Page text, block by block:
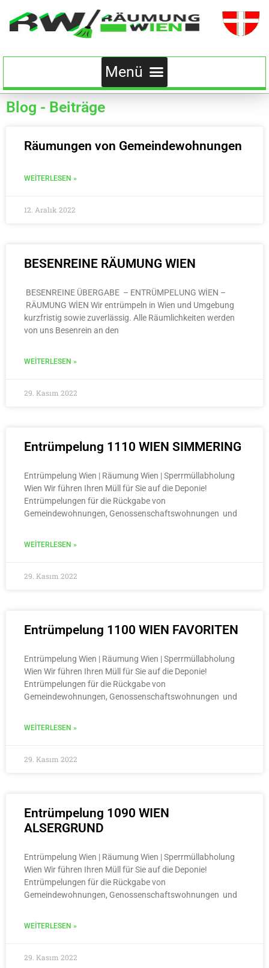
Blog - Beiträge
Räumungen von Gemeindewohnungen
WEITERLESEN »
12. Aralık 2022
BESENREINE RÄUMUNG WIEN
BESENREINE ÜBERGABE – ENTRÜMPELUNG WİEN –
RÄUMUNG WİEN Wir entrümpeln in Wien und Umgebung
kurzfristig sowie zuverlässig. Alle Räumlichkeiten werden
von uns Besenrein an den
WEITERLESEN »
29. Kasım 2022
Entrümpelung 1110 WIEN SIMMERING
Entrümpelung Wien | Räumung Wien | Sperrmüllabholung
Wien Wir führen Ihren Müll für Sie auf die Deponie!
Entrümpelungen für die Rückgabe von
Gemeindewohnungen, Genossenschaftswohnungen und
WEITERLESEN »
29. Kasım 2022
Entrümpelung 1100 WIEN FAVORITEN
Entrümpelung Wien | Räumung Wien | Sperrmüllabholung
Wien Wir führen Ihren Müll für Sie auf die Deponie!
Entrümpelungen für die Rückgabe von
Gemeindewohnungen, Genossenschaftswohnungen und
WEITERLESEN »
29. Kasım 2022
Entrümpelung 1090 WIEN
ALSERGRUND
Entrümpelung Wien | Räumung Wien | Sperrmüllabholung
Wien Wir führen Ihren Müll für Sie auf die Deponie!
Entrümpelungen für die Rückgabe von
Gemeindewohnungen, Genossenschaftswohnungen und
WEITERLESEN »
29. Kasım 2022